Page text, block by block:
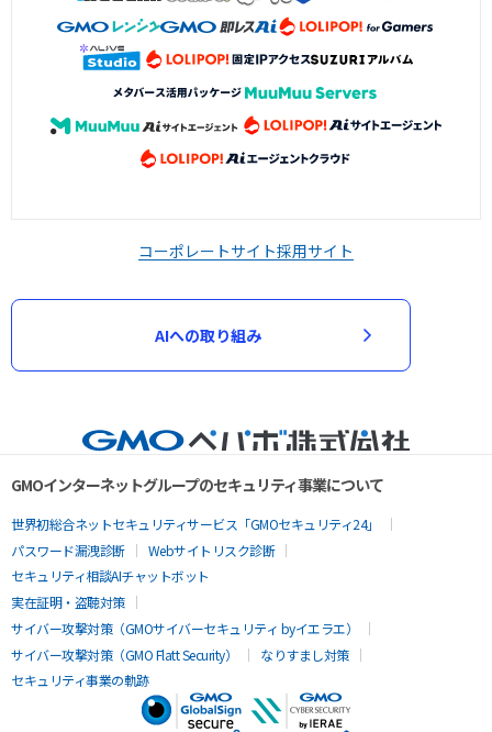
コーポレートサイト採用サイト
AIへの取り組み
GMOインターネットグループのセキュリティ事業について
世界初総合ネットセキュリティサービス「GMOセキュリティ24」
パスワード漏洩診断
Webサイトリスク診断
セキュリティ相談AIチャットボット
実在証明・盗聴対策
サイバー攻撃対策（GMOサイバーセキュリティ byイエラエ）
サイバー攻撃対策（GMO Flatt Security）
なりすまし対策
セキュリティ事業の軌跡